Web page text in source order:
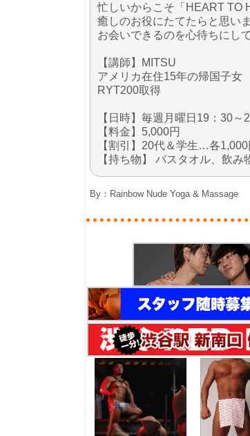
忙しいからこそ「HEART TO
癒しのお役にたてたらと思いま
お会いできるのを心待ちにし
【講師】MITSU
アメリカ在住15年の帰国子女
RYT200取得
【日時】毎週月曜日19：30～
【料金】5,000円
【割引】20代＆学生…各
【持ち物】 バスタオル、飲
By： Rainbow Nude Yoga & Massage